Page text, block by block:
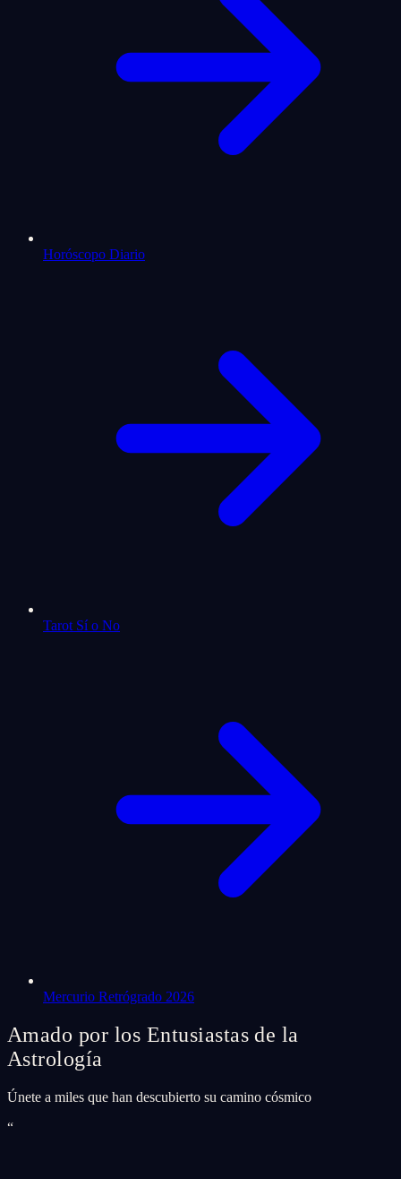
Horóscopo Diario
Tarot Sí o No
Mercurio Retrógrado 2026
Amado por los Entusiastas de la
Astrología
Únete a miles que han descubierto su camino cósmico
“